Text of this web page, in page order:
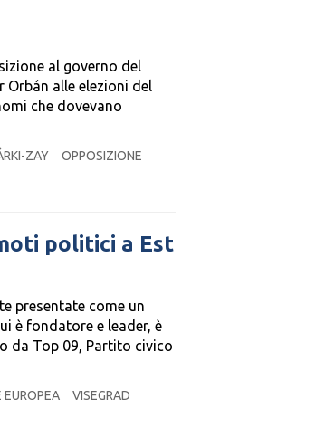
al governo del
alle elezioni del
che dovevano
ZAY
OPPOSIZIONE
politici a Est
presentate come un
è fondatore e leader, è
da Top 09, Partito civico
EUROPEA VISEGRAD